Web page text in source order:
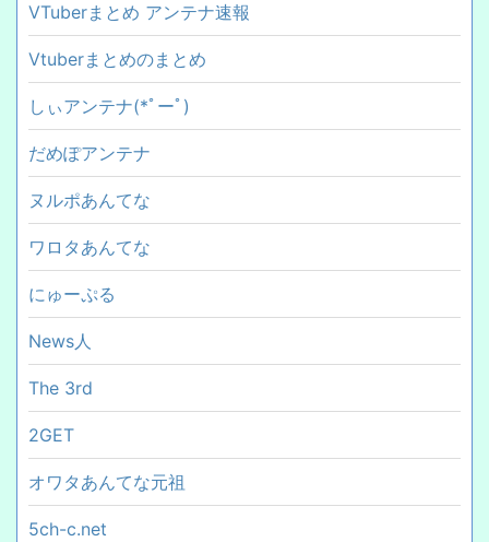
VTuberまとめ アンテナ速報
Vtuberまとめのまとめ
しぃアンテナ(*ﾟーﾟ)
だめぽアンテナ
ヌルポあんてな
ワロタあんてな
にゅーぷる
News人
The 3rd
2GET
オワタあんてな元祖
5ch-c.net